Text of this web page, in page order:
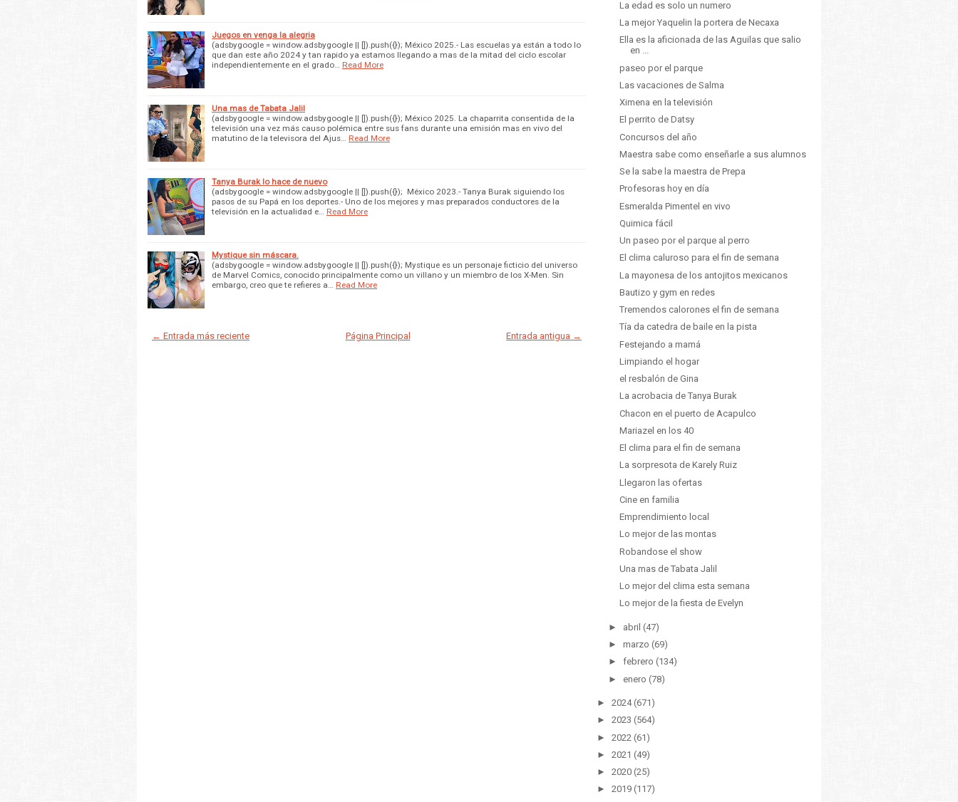
Juegos en venga la alegria
(adsbygoogle = window.adsbygoogle || []).push({}); México 2025.- Las escuelas ya están a todo lo
que dan este año 2024 y tan rapido ya estamos llegando a mas de la mitad del ciclo escolar
independientemente en el grado…
Read More
Una mas de Tabata Jalil
(adsbygoogle = window.adsbygoogle || []).push({}); México 2025. La chaparrita consentida de la
televisión una vez más causo polémica entre sus fans durante una emisión mas en vivo del
matutino de la televisora del Ajus…
Read More
Tanya Burak lo hace de nuevo
(adsbygoogle = window.adsbygoogle || []).push({}); México 2023.- Tanya Burak siguiendo los
pasos de su Papá en los deportes.- Uno de los mejores y mas preparados conductores de la
televisión en la actualidad e…
Read More
Mystique sin máscara.
(adsbygoogle = window.adsbygoogle || []).push({}); Mystique es un personaje ficticio del universo
de Marvel Comics, conocido principalmente como un villano y un miembro de los X-Men. Sin
embargo, creo que te refieres a…
Read More
← Entrada más reciente Entrada antigua →
Página Principal
La edad es solo un numero
La mejor Yaquelin la portera de Necaxa
Ella es la aficionada de las Aguilas que salio
en ...
paseo por el parque
Las vacaciones de Salma
Ximena en la televisión
El perrito de Datsy
Concursos del año
Maestra sabe como enseñarle a sus alumnos
Se la sabe la maestra de Prepa
Profesoras hoy en día
Esmeralda Pimentel en vivo
Quimica fácil
Un paseo por el parque al perro
El clima caluroso para el fin de semana
La mayonesa de los antojitos mexicanos
Bautizo y gym en redes
Tremendos calorones el fin de semana
Tía da catedra de baile en la pista
Festejando a mamá
Limpiando el hogar
el resbalón de Gina
La acrobacia de Tanya Burak
Chacon en el puerto de Acapulco
Mariazel en los 40
El clima para el fin de semana
La sorpresota de Karely Ruiz
Llegaron las ofertas
Cine en familia
Emprendimiento local
Lo mejor de las montas
Robandose el show
Una mas de Tabata Jalil
Lo mejor del clima esta semana
Lo mejor de la fiesta de Evelyn
► abril (47)
► marzo (69)
► febrero (134)
► enero (78)
► 2024 (671)
► 2023 (564)
► 2022 (61)
► 2021 (49)
► 2020 (25)
► 2019 (117)